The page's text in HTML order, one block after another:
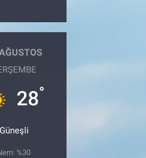
28°
Güneşli
%30